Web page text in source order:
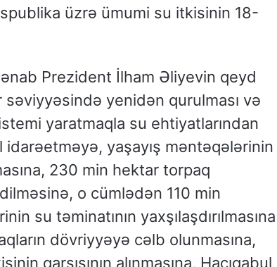
üzrə ümumi su itkisinin 18-
Prezident İlham Əliyevin qeyd
səviyyəsində yenidən qurulması və
yaratmaqla su ehtiyatlarından
yaşayış məntəqələrinin
230 min hektar torpaq
o cümlədən 110 min
su təminatının yaxşılaşdırılmasına
dövriyyəyə cəlb olunmasına,
qarşısının alınmasına, Hacıqabul